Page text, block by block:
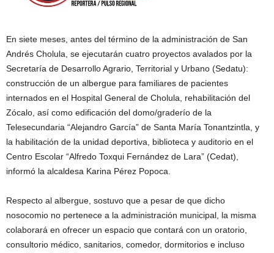
En siete meses, antes del término de la administración de San
Andrés Cholula, se ejecutarán cuatro proyectos avalados por la
Secretaría de Desarrollo Agrario, Territorial y Urbano (Sedatu):
construcción de un albergue para familiares de pacientes
internados en el Hospital General de Cholula, rehabilitación del
Zócalo, así como edificación del domo/graderío de la
Telesecundaria “Alejandro García” de Santa María Tonantzintla, y
la habilitación de la unidad deportiva, biblioteca y auditorio en el
Centro Escolar “Alfredo Toxqui Fernández de Lara” (Cedat),
informó la alcaldesa Karina Pérez Popoca.
Respecto al albergue, sostuvo que a pesar de que dicho
nosocomio no pertenece a la administración municipal, la misma
colaborará en ofrecer un espacio que contará con un oratorio,
consultorio médico, sanitarios, comedor, dormitorios e incluso